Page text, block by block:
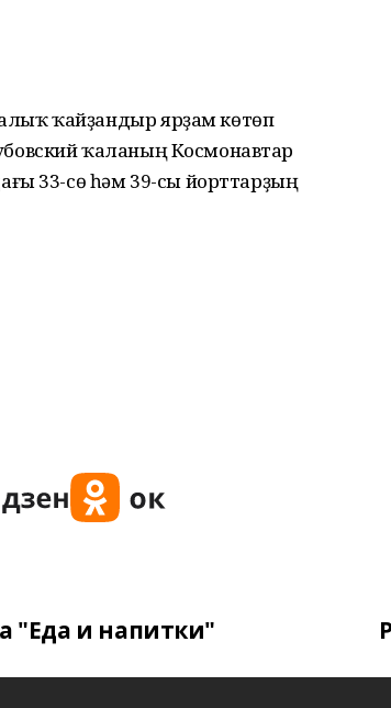
ҡайҙандыр ярҙам көтөп
ҡаланың Космонавтар
33-сө һәм 39-сы йорттарҙың
"Еда и напитки"